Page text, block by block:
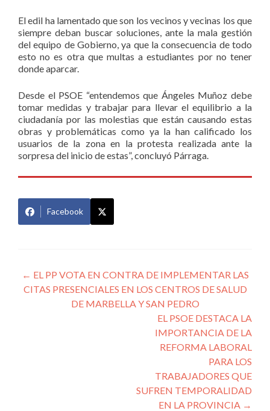
El edil ha lamentado que son los vecinos y vecinas los que
siempre deban buscar soluciones, ante la mala gestión
del equipo de Gobierno, ya que la consecuencia de todo
esto no es otra que multas a estudiantes por no tener
donde aparcar.
Desde el PSOE “entendemos que Ángeles Muñoz debe
tomar medidas y trabajar para llevar el equilibrio a la
ciudadanía por las molestias que están causando estas
obras y problemáticas como ya la han calificado los
usuarios de la zona en la protesta realizada ante la
sorpresa del inicio de estas”, concluyó Párraga.
Facebook
Navegación
de
← EL PP VOTA EN CONTRA DE IMPLEMENTAR LAS
CITAS PRESENCIALES EN LOS CENTROS DE SALUD
DE MARBELLA Y SAN PEDRO
EL PSOE DESTACA LA
IMPORTANCIA DE LA
REFORMA LABORAL
PARA LOS
TRABAJADORES QUE
SUFREN TEMPORALIDAD
EN LA PROVINCIA →